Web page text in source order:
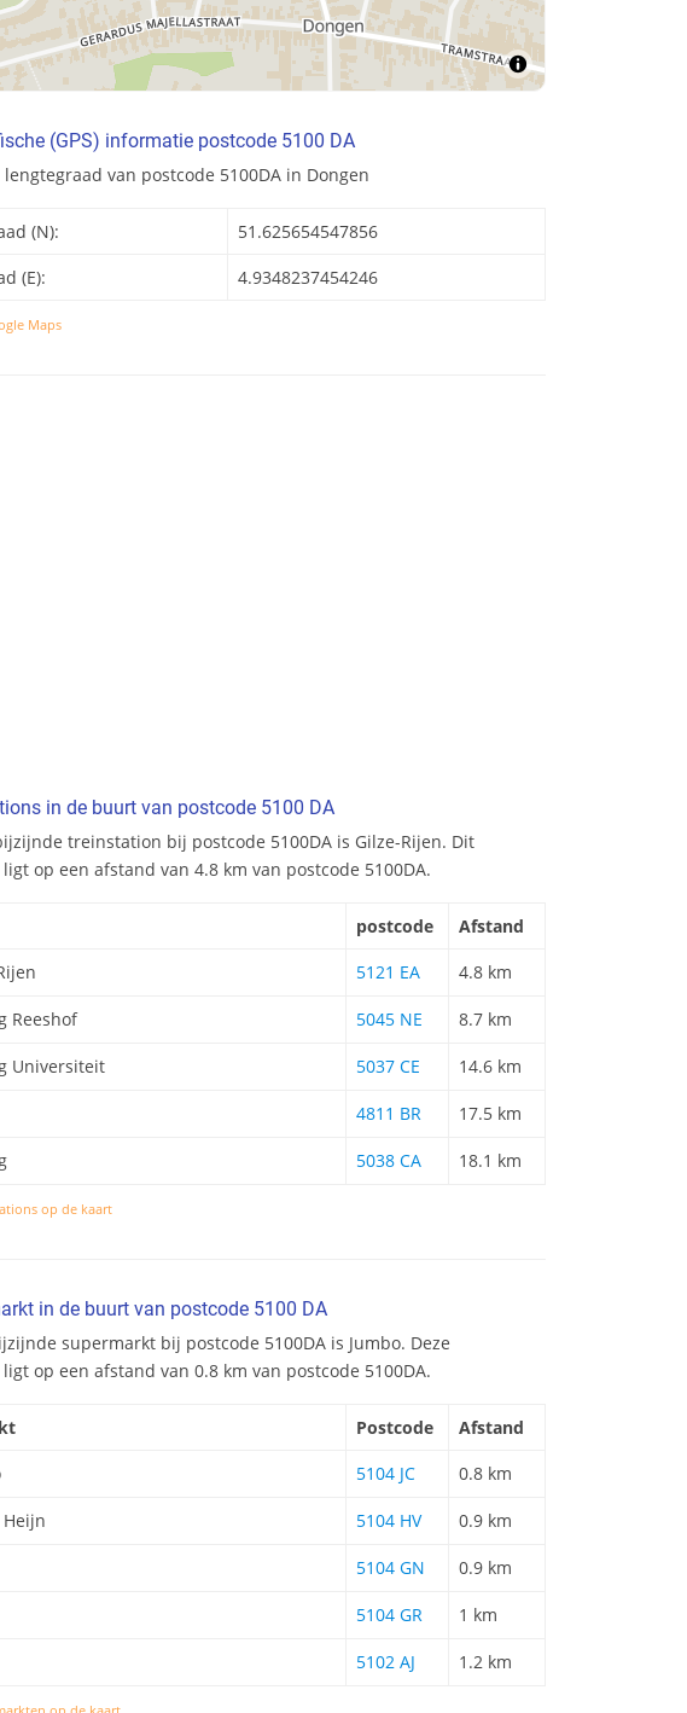
(GPS) informatie postcode 5100 DA
van postcode 5100DA in Dongen
(N):
51.625654547856
(E):
4.9348237454246
Maps
in de buurt van postcode 5100 DA
treinstation bij postcode 5100DA is Gilze-Rijen. Dit
op een afstand van 4.8 km van postcode 5100DA.
postcode
Afstand
5121 EA 4.8 km
Reeshof 5045 NE 8.7 km
Universiteit 5037 CE 14.6 km
4811 BR 17.5 km
5038 CA 18.1 km
op de kaart
in de buurt van postcode 5100 DA
supermarkt bij postcode 5100DA is Jumbo. Deze
op een afstand van 0.8 km van postcode 5100DA.
Postcode
Afstand
5104 JC 0.8 km
5104 HV 0.9 km
5104 GN 0.9 km
5104 GR 1 km
5102 AJ 1.2 km